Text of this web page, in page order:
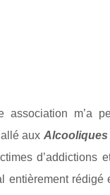
association m’a
aux Alcooliques
d’addictions
entièrement rédigé